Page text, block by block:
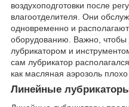
воздухоподготовки после
влагоотделителя. Они
одновременно и
оборудованию. Важно,
лубрикатором и
сам лубрикатор
как масляная аэрозоль
Линейные